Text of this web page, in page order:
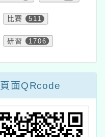
比賽 511
研習 1706
頁面QRcode